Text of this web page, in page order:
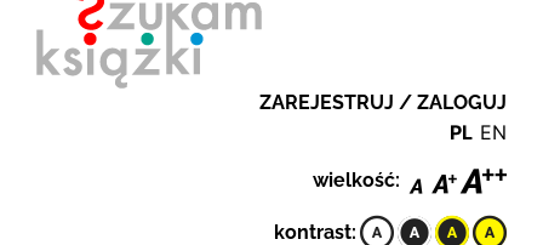
ZAREJESTRUJ / ZALOGUJ
PL EN
wielkość:
kontrast: